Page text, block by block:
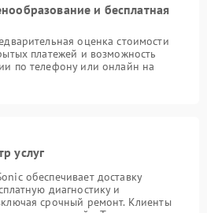
и бесплатная
оценка стоимости
платежей и возможность
по телефону или онлайн на
услуг
обеспечивает доставку
диагностику и
срочный ремонт. Клиенты